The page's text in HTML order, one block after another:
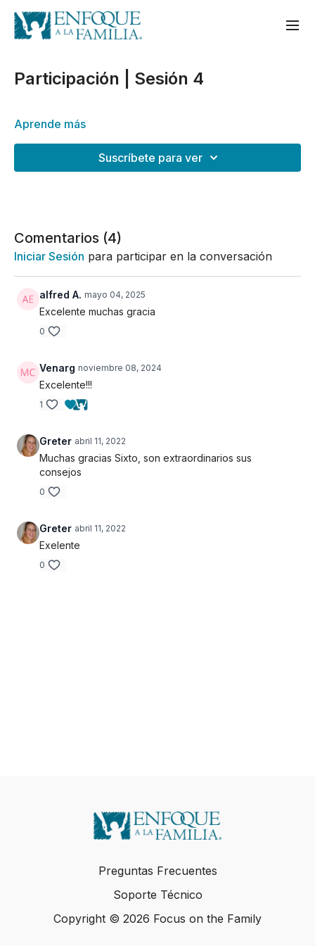
Participación | Sesión 4
Aprende más
Suscríbete para ver
Comentarios (4)
Iniciar Sesión para participar en la conversación
alfred A. mayo 04, 2025
Excelente muchas gracia
0
Venarg noviembre 08, 2024
Excelente!!!
1
Greter abril 11, 2022
Muchas gracias Sixto, son extraordinarios sus
consejos
0
Greter abril 11, 2022
Exelente
0
Preguntas Frecuentes
Soporte Técnico
Copyright © 2026 Focus on the Family